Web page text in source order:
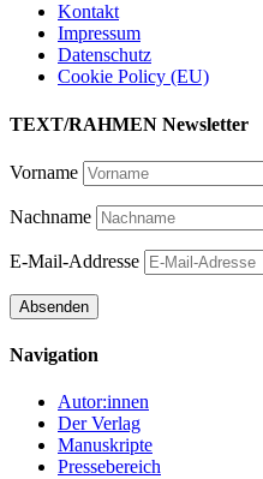
Kontakt
Impressum
Datenschutz
Cookie Policy (EU)
TEXT/RAHMEN Newsletter
Vorname
Nachname
E-Mail-Addresse
Navigation
Autor:innen
Der Verlag
Manuskripte
Pressebereich